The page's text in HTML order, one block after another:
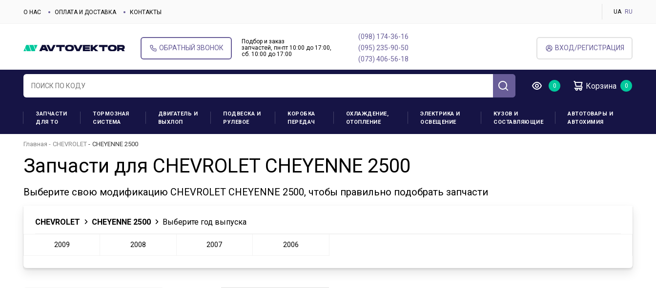
О НАС ОПЛАТА И ДОСТАВКА КОНТАКТЫ UA RU
ОБРАТНЫЙ ЗВОНОК
Подбор и заказ
запчастей, пн-пт 10:00 до 17:00,
cб. 10:00 до 17:00
(098) 174-36-16
(095) 235-90-50
(073) 406-56-18
ВХОД/РЕГИСТРАЦИЯ
Корзина
ЗАПЧАСТИ
ДЛЯ ТО
ТОРМОЗНАЯ
СИСТЕМА
ДВИГАТЕЛЬ И
ВЫХЛОП
ПОДВЕСКА И
РУЛЕВОЕ
КОРОБКА
ПЕРЕДАЧ
ОХЛАЖДЕНИЕ,
ОТОПЛЕНИЕ
ЭЛЕКТРИКА И
ОСВЕЩЕНИЕ
КУЗОВ И
СОСТАВЛЯЮЩИЕ
АВТОТОВАРЫ И
АВТОХИМИЯ
Главная CHEVROLET CHEYENNE 2500
Запчасти для CHEVROLET CHEYENNE 2500
Выберите свою модификацию CHEVROLET CHEYENNE 2500, чтобы правильно подобрать запчасти
CHEVROLET CHEYENNE 2500 Выберите год выпуска
2009 2008 2007 2006